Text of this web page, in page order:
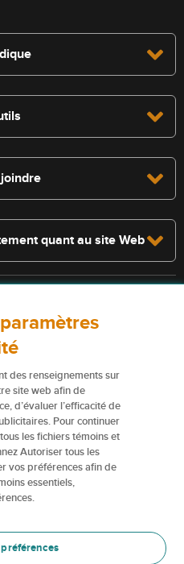
quant au site Web
sur le présent site Web ne
et certaines polices n’y sont
sur nos services ou nos
lesConditions d’utilisation
site Web sont des marques
commerciales de la Corporation
sociétés affiliées); elles sont
la permission de la Corporation
les renseignements sur les
commerce.
des renseignements sur
site web afin de
d’évaluer l’efficacité de
Pour continuer
les fichiers témoins et
Autoriser tous les
vos préférences afin de
essentiels,